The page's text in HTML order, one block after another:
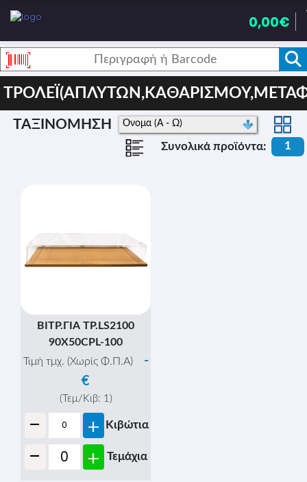
0,00€
ΤΑΞΙΝΟΜΗΣΗ
Συνολικά προϊόντα: 1
ΒΙΤΡ.ΓΙΑ ΤΡ.LS2100
90Χ50CPL-100
Τιμή τμχ. (Χωρίς Φ.Π.Α)
-
€
(Τεμ/Κιβ: 1 )
- + Κιβώτια
- + Τεμάχια